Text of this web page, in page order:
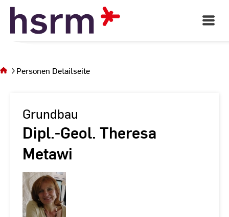
Skip
Content
Open
Main
sich auf
der SeitePersonen Detailseite
Grundbau
Dipl.-Geol. Theresa
Metawi